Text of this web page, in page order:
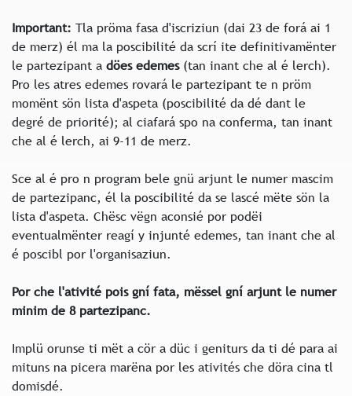
Important: Tla pröma fasa d'iscriziun (dai 23 de forá ai 1
de merz) él ma la poscibilité da scrí ite definitivamënter
le partezipant a döes edemes(tan inant che al é lerch).
Pro les atres edemes rovará le partezipant te n pröm
momënt sön lista d'aspeta (poscibilité da dé dant le
degré de priorité); al ciafará spo na conferma, tan inant
che al é lerch, ai 9-11 de merz.
Sce al é pro n program bele gnü arjunt le numer mascim
de partezipanc, él la poscibilité da se lascé mëte sön la
lista d'aspeta. Chësc vëgn aconsié por podëi
eventualmënter reagí y injunté edemes, tan inant che al
é poscibl por l'organisaziun.
Por che l'ativité pois gní fata, mëssel gní arjunt le numer
minim de 8 partezipanc.
Implü orunse ti mët a cör a düc i geniturs da ti dé para ai
mituns na picera marëna por les ativités che döra cina tl
domisdé.